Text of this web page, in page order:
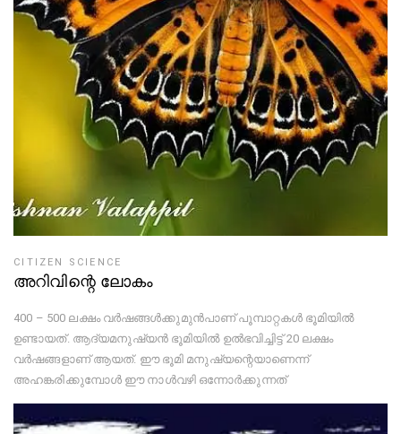
CITIZEN SCIENCE
അറിവിന്റെ ലോകം
400 – 500 ലക്ഷം വർഷങ്ങൾക്കുമുൻപാണ് പൂമ്പാറ്റകൾ ഭൂമിയിൽ
ഉണ്ടായത്. ആദ്യമനുഷ്യൻ ഭൂമിയിൽ ഉൽഭവിച്ചിട്ട് 20 ലക്ഷം
വർഷങ്ങളാണ് ആയത്. ഈ ഭൂമി മനുഷ്യന്റെയാണെന്ന്
അഹങ്കരിക്കുമ്പോൾ ഈ നാൾവഴി ഒന്നോർക്കുന്നത്